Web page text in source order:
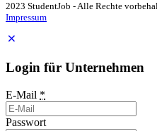
2023 StudentJob - Alle Rechte
Impressum
Login für Unternehmen
E-Mail *
Passwort